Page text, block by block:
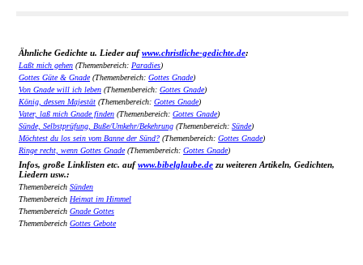
Ähnliche Gedichte u. Lieder aufwww.christliche-gedichte.de:
Laßt mich gehen (Themenbereich: Paradies)
Gottes Güte & Gnade(Themenbereich: Gottes Gnade)
Von Gnade will ich leben (Themenbereich: Gottes Gnade)
König, dessen Majestät (Themenbereich: Gottes Gnade)
Vater, laß mich Gnade finden (Themenbereich: Gottes Gnade)
Sünde, Selbstprüfung, Buße/Umkehr/Bekehrung (Themenbereich: Sünde)
Möchtest du los sein vom Banne der Sünd? (Themenbereich: Gottes Gnade)
Ringe recht, wenn Gottes Gnade(Themenbereich: Gottes Gnade)
Infos, große Linklisten etc. aufwww.bibelglaube.de zu weiteren Artikeln, Gedichten,
Liedern usw.:
Themenbereich Sünden
Themenbereich Heimat im Himmel
Themenbereich Gnade Gottes
Themenbereich Gottes Gebote